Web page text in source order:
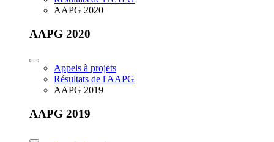
AAPG 2020
AAPG 2020
Appels à projets
Résultats de l'AAPG
AAPG 2019
AAPG 2019